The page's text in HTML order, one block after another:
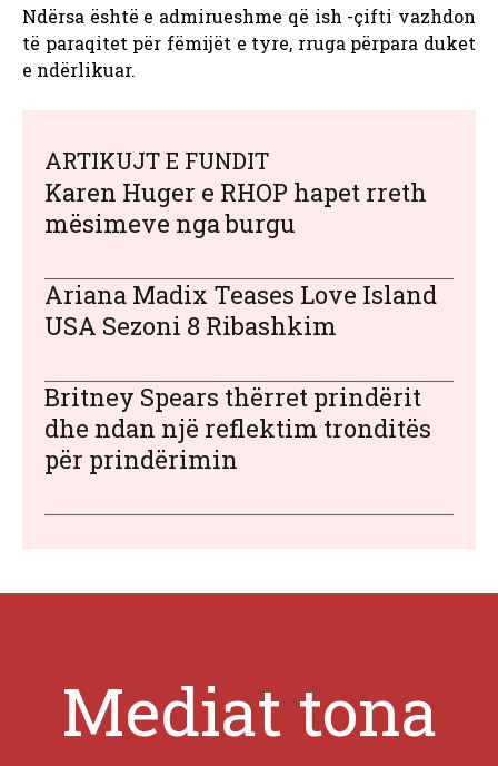
Ndërsa është e admirueshme që ish -çifti vazhdon
të paraqitet për fëmijët e tyre, rruga përpara duket
e ndërlikuar.
ARTIKUJT E FUNDIT
Karen Huger e RHOP hapet rreth
mësimeve nga burgu
Ariana Madix Teases Love Island
USA Sezoni 8 Ribashkim
Britney Spears thërret prindërit
dhe ndan një reflektim tronditës
për prindërimin
Mediat tona